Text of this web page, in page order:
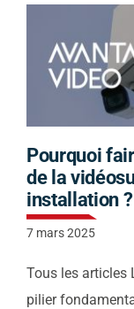
Pourquoi
de la
installation ?
7 mars 2025
Tous les articles
pilier